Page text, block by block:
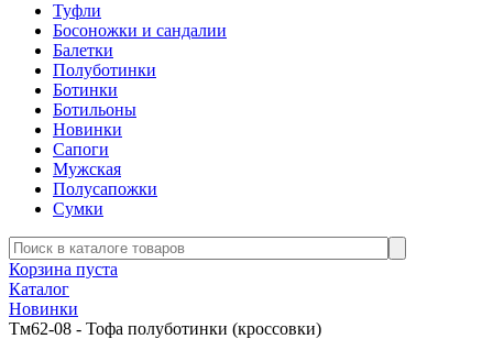
Туфли
Босоножки и сандалии
Балетки
Полуботинки
Ботинки
Ботильоны
Новинки
Сапоги
Мужская
Полусапожки
Сумки
Корзина пуста
Каталог
Новинки
Тм62-08 - Тофа полуботинки (кроссовки)